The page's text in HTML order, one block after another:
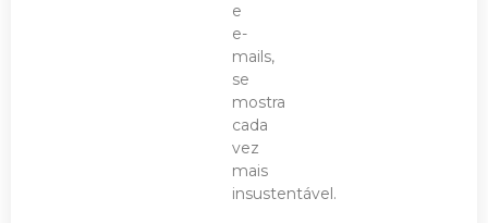
e
e-
mails,
se
mostra
cada
vez
mais
insustentável.